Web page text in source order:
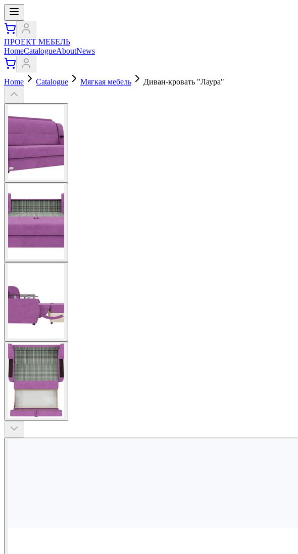
ПРОЕКТ МЕБЕЛЬ
HomeCatalogueAboutNews
Home Catalogue Мягкая мебель Диван-кровать "Лаура"